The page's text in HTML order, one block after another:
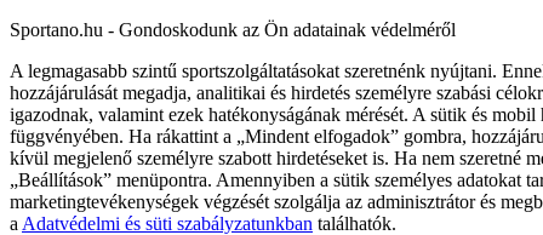
Sportano.hu - Gondoskodunk az Ön adatainak védelméről
A legmagasabb szintű sportszolgáltatásokat szeretnénk nyújtani.
hozzájárulását megadja, analitikai és hirdetés személyre szabási
igazodnak, valamint ezek hatékonyságának mérését. A sütik és
függvényében. Ha rákattint a „Mindent elfogadok” gombra,
kívül megjelenő személyre szabott hirdetéseket is. Ha nem szeretné
„Beállítások” menüpontra. Amennyiben a sütik személyes adatokat
marketingtevékenységek végzését szolgálja az adminisztrátor és
a Adatvédelmi és süti szabályzatunkban találhatók.